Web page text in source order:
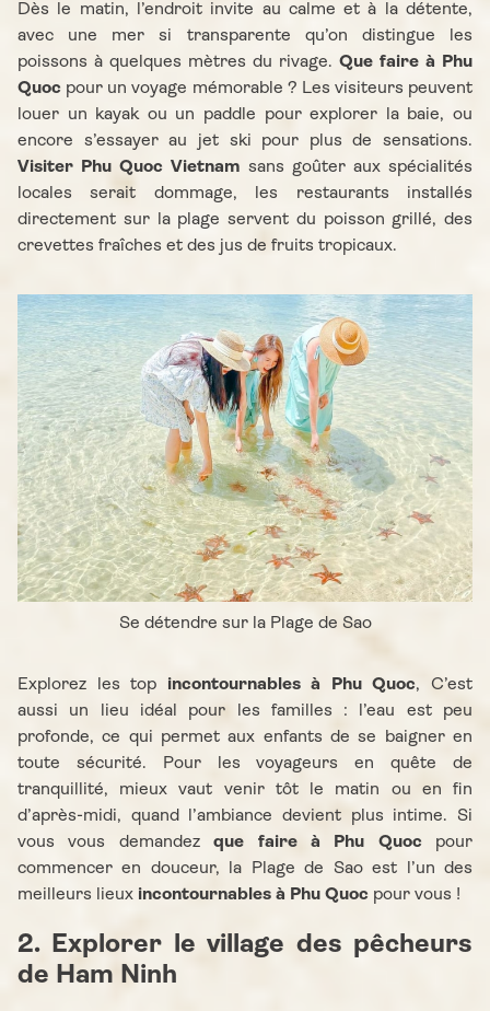
Dès le matin, l’endroit invite au calme et à la détente,
avec une mer si transparente qu’on distingue les
poissons à quelques mètres du rivage. Que faire à Phu
Quoc pour un voyage mémorable ? Les visiteurs peuvent
louer un kayak ou un paddle pour explorer la baie, ou
encore s’essayer au jet ski pour plus de sensations.
Visiter Phu Quoc Vietnam sans goûter aux spécialités
locales serait dommage, les restaurants installés
directement sur la plage servent du poisson grillé, des
crevettes fraîches et des jus de fruits tropicaux.
Se détendre sur la Plage de Sao
Explorez les top incontournables à Phu Quoc, C’est
aussi un lieu idéal pour les familles : l’eau est peu
profonde, ce qui permet aux enfants de se baigner en
toute sécurité. Pour les voyageurs en quête de
tranquillité, mieux vaut venir tôt le matin ou en fin
d’après-midi, quand l’ambiance devient plus intime. Si
vous vous demandezque faire à Phu Quoc pour
commencer en douceur, la Plage de Sao est l’un des
meilleurs lieux incontournables à Phu Quoc pour vous !
2. Explorer le village des pêcheurs
de Ham Ninh